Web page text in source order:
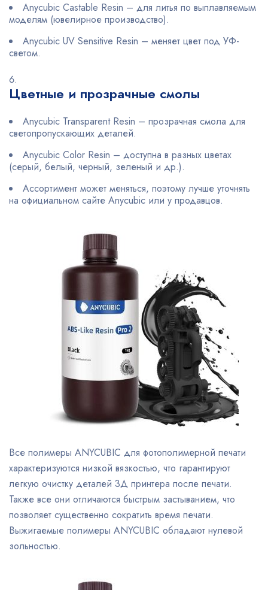
Anycubic Castable Resin – для литья по выплавляемым
моделям (ювелирное производство).
Anycubic UV Sensitive Resin – меняет цвет под УФ-
светом.
Цветные и прозрачные смолы
Anycubic Transparent Resin – прозрачная смола для
светопропускающих деталей.
Anycubic Color Resin – доступна в разных цветах
(серый, белый, черный, зеленый и др.).
Ассортимент может меняться, поэтому лучше уточнять
на официальном сайте Anycubic или у продавцов.
Все полимеры ANYCUBIC для фотополимерной печати
характеризуются низкой вязкостью, что гарантируют
легкую очистку деталей 3Д принтера после печати.
Также все они отличаются быстрым застыванием, что
позволяет существенно сократить время печати.
Выжигаемые полимеры ANYCUBIC обладают нулевой
зольностью.